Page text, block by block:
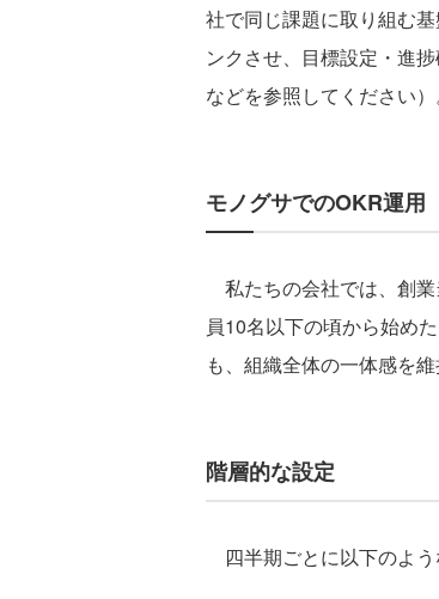
社で同じ課題に取り組む
ンクさせ、目標設定・進
などを参照してください）
モノグサでのOKR運用
私たちの会社では、創
員10名以下の頃から始め
も、組織全体の一体感を
階層的な設定
四半期ごとに以下のよう